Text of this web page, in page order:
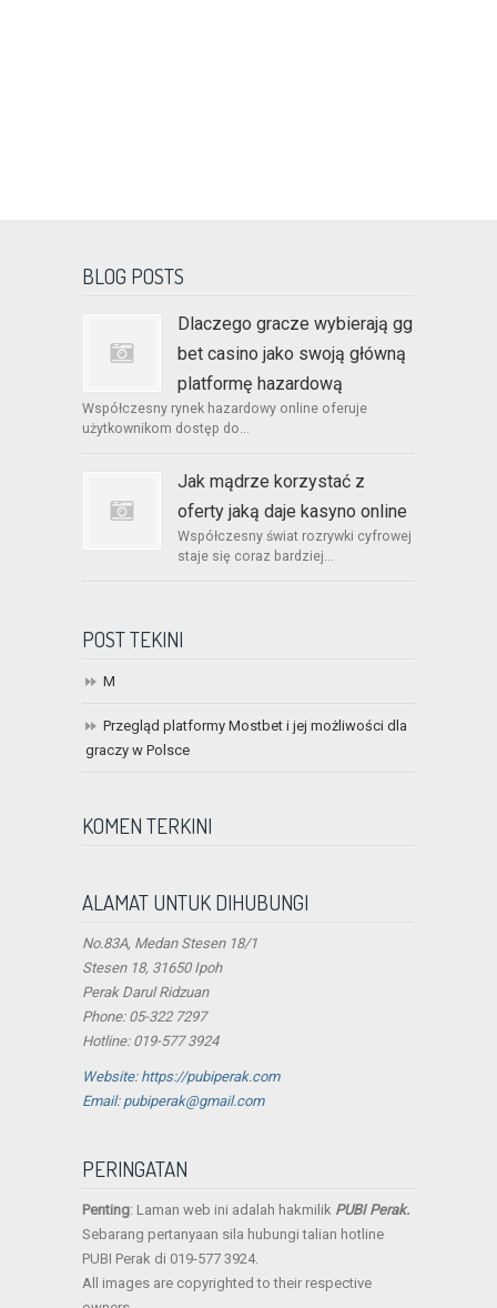
BLOG POSTS
Dlaczego gracze wybierają gg
bet casino jako swoją główną
platformę hazardową
Współczesny rynek hazardowy online oferuje
użytkownikom dostęp do...
Jak mądrze korzystać z
oferty jaką daje kasyno online
Współczesny świat rozrywki cyfrowej
staje się coraz bardziej...
POST TEKINI
M
Przegląd platformy Mostbet i jej możliwości dla
graczy w Polsce
KOMEN TERKINI
ALAMAT UNTUK DIHUBUNGI
No.83A, Medan Stesen 18/1
Stesen 18, 31650 Ipoh
Perak Darul Ridzuan
Phone: 05-322 7297
Hotline: 019-577 3924
Website: https://pubiperak.com
Email: pubiperak@gmail.com
PERINGATAN
Penting: Laman web ini adalah hakmilik PUBI Perak.
Sebarang pertanyaan sila hubungi talian hotline
PUBI Perak di 019-577 3924.
All images are copyrighted to their respective